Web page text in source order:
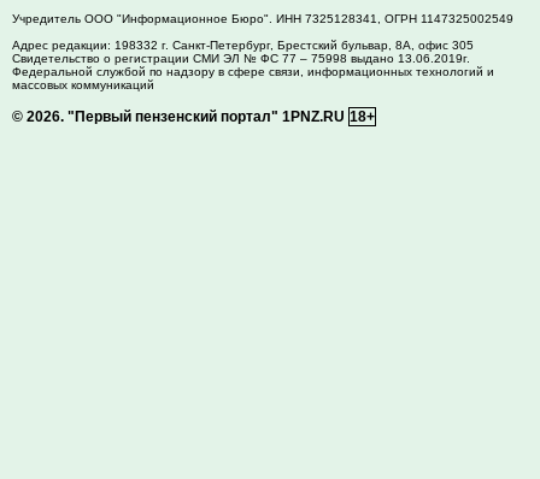
Учредитель ООО "Информационное Бюро". ИНН 7325128341, ОГРН 1147325002549
Адрес редакции: 198332 г. Санкт-Петербург, Брестский бульвар, 8А, офис 305
Свидетельство о регистрации СМИ ЭЛ № ФС 77 – 75998 выдано 13.06.2019г.
Федеральной службой по надзору в сфере связи, информационных технологий и
массовых коммуникаций
© 2026. "Первый пензенский портал" 1PNZ.RU 18+